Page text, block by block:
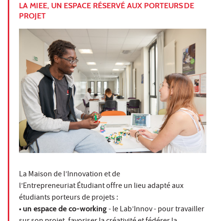
LA MIEE, UN ESPACE RÉSERVÉ AUX PORTEURS DE
PROJET
La Maison de l’Innovation et de
l’Entrepreneuriat Étudiant offre un lieu adapté aux
étudiants porteurs de projets :
•un espace de co-working - le Lab’Innov - pour travailler